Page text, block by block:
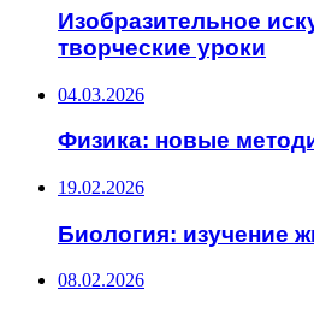
Изобразительное
творческие уроки
04.03.2026
Физика: новые
19.02.2026
Биология: изучение
08.02.2026